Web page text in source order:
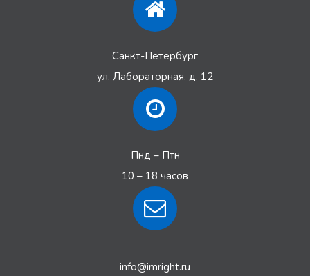
Санкт-Петербург
ул. Лабораторная, д. 12
Пнд – Птн
10 – 18 часов
info@imright.ru